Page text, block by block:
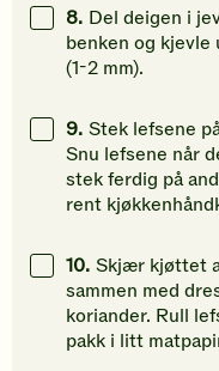
8. Del deigen i
benken og
(1-2 mm).
9. Stek lefsene
Snu lefsene når
stek ferdig på
rent
10. Skjær kjøttet
sammen med
koriander. Rull
pakk i litt